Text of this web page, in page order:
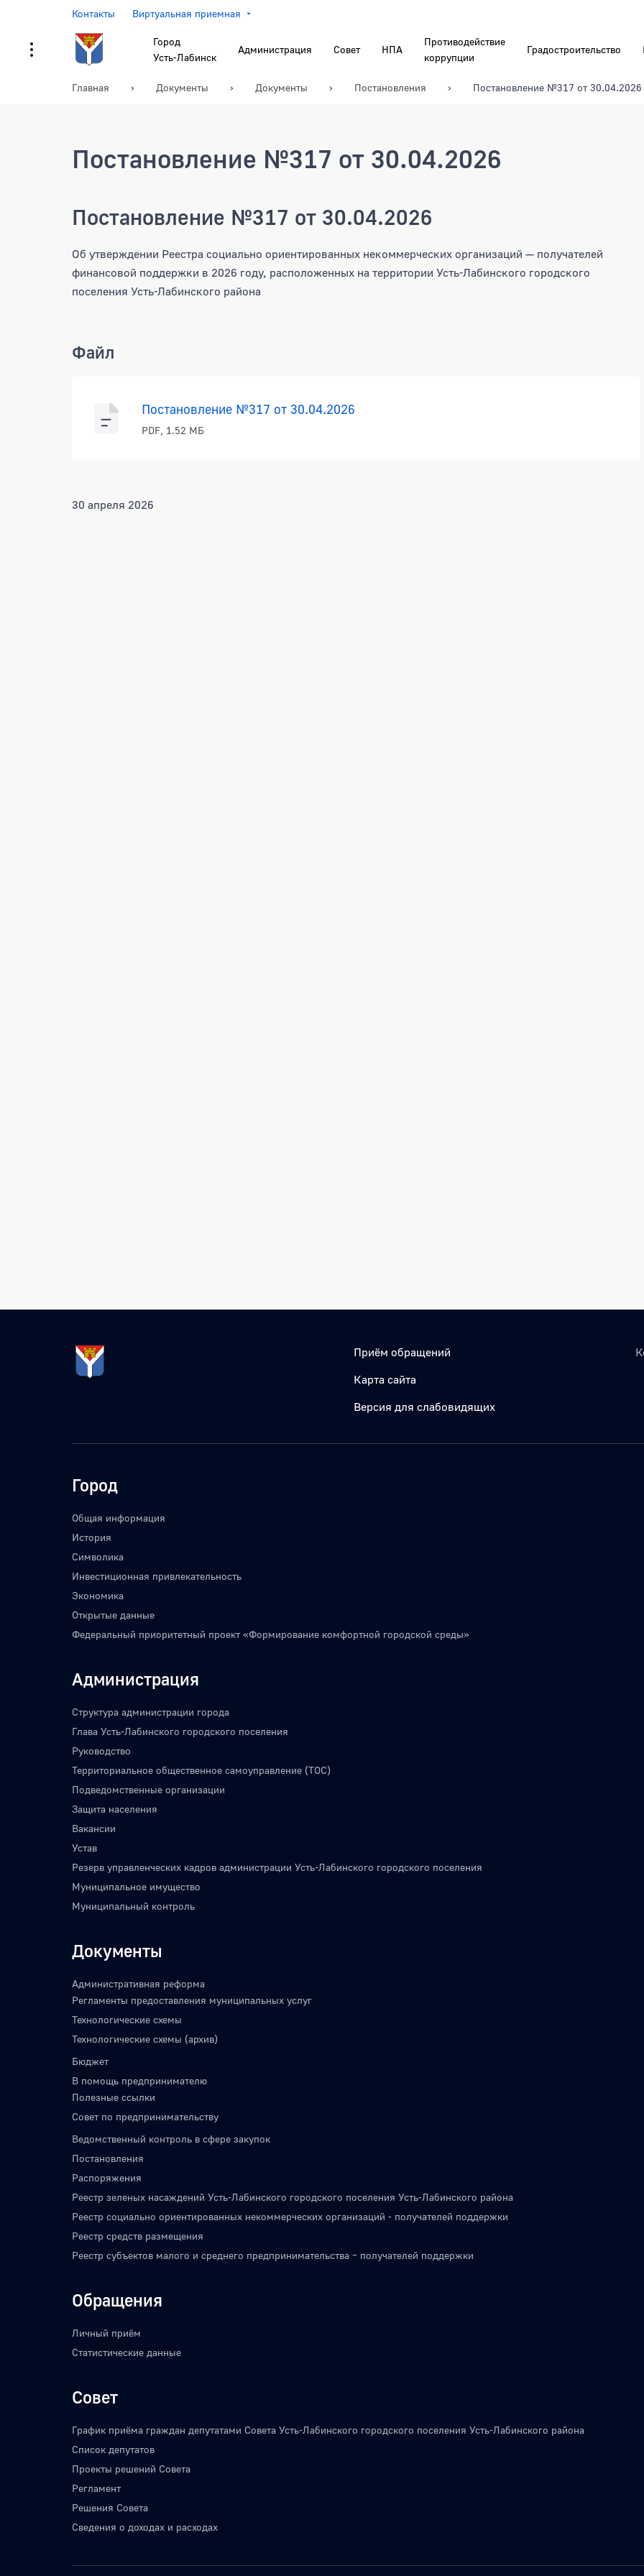
Контакты Виртуальная приемная
Город
Усть-Лабинск
Администрация Совет НПА
Противодействие
коррупции
Градостроительство
Главная Документы Документы Постановления Постановление №317 от 30.04.2026
Постановление №317 от 30.04.2026
Постановление №317 от 30.04.2026
Об утверждении Реестра социально ориентированных некоммерческих организаций — получателей
финансовой поддержки в 2026 году, расположенных на территории Усть-Лабинского городского
поселения Усть-Лабинского района
Файл
Постановление №317 от 30.04.2026
PDF, 1.52 МБ
30 апреля 2026
Приём обращений
Карта сайта
Версия для слабовидящих
Город
Общая информация
История
Символика
Инвестиционная привлекательность
Экономика
Открытые данные
Федеральный приоритетный проект «Формирование комфортной городской среды»
Администрация
Структура администрации города
Глава Усть-Лабинского городского поселения
Руководство
Территориальное общественное самоуправление (ТОС)
Подведомственные организации
Защита населения
Вакансии
Устав
Резерв управленческих кадров администрации Усть-Лабинского городского поселения
Муниципальное имущество
Муниципальный контроль
Документы
Административная реформа
Регламенты предоставления муниципальных услуг
Технологические схемы
Технологические схемы (архив)
Бюджет
В помощь предпринимателю
Полезные ссылки
Совет по предпринимательству
Ведомственный контроль в сфере закупок
Постановления
Распоряжения
Реестр зеленых насаждений Усть-Лабинского городского поселения Усть-Лабинского района
Реестр социально ориентированных некоммерческих организаций - получателей поддержки
Реестр средств размещения
Реестр субъектов малого и среднего предпринимательства – получателей поддержки
Обращения
Личный приём
Статистические данные
Совет
График приёма граждан депутатами Совета Усть-Лабинского городского поселения Усть-Лабинского района
Список депутатов
Проекты решений Совета
Регламент
Решения Совета
Сведения о доходах и расходах